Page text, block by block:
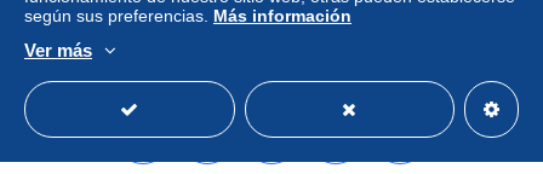
Paiement pour la Belgique :
Je privilégie le paiement Mangopay pour la Belgique.
Cela évite les frais Paypal
Paiement pour l’Europe et le reste du monde :
según sus preferencias. Más información
Ver más